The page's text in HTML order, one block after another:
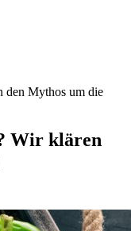
den Mythos um die
Wir klären